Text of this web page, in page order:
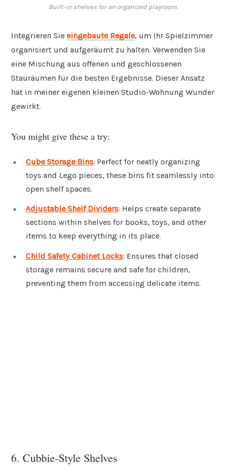
Built-in shelves for an organized playroom.
Integrieren Sie eingebaute Regale, um Ihr Spielzimmer
organisiert und aufgeräumt zu halten. Verwenden Sie
eine Mischung aus offenen und geschlossenen
Stauräumen für die besten Ergebnisse. Dieser Ansatz
hat in meiner eigenen kleinen Studio-Wohnung Wunder
gewirkt.
You might give these a try:
Cube Storage Bins: Perfect for neatly organizing
toys and Lego pieces, these bins fit seamlessly into
open shelf spaces.
Adjustable Shelf Dividers: Helps create separate
sections within shelves for books, toys, and other
items to keep everything in its place.
Child Safety Cabinet Locks: Ensures that closed
storage remains secure and safe for children,
preventing them from accessing delicate items.
6. Cubbie-Style Shelves